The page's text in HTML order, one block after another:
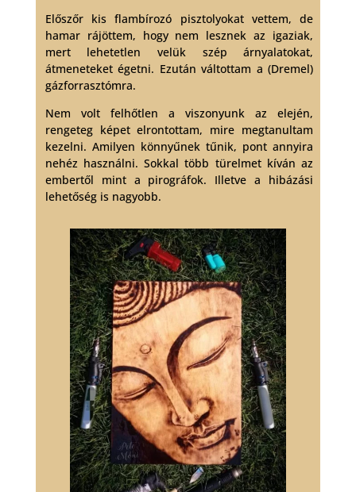
Előszőr kis flambírozó pisztolyokat vettem, de
hamar rájöttem, hogy nem lesznek az igaziak,
mert lehetetlen velük szép árnyalatokat,
átmeneteket égetni. Ezután váltottam a (Dremel)
gázforrasztómra.
Nem volt felhőtlen a viszonyunk az elején,
rengeteg képet elrontottam, mire megtanultam
kezelni. Amilyen könnyűnek tűnik, pont annyira
nehéz használni. Sokkal több türelmet kíván az
embertől mint a pirográfok. Illetve a hibázási
lehetőség is nagyobb.